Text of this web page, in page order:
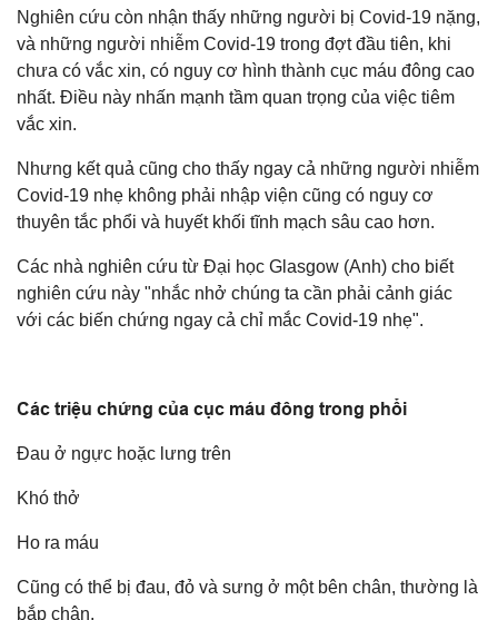
Nghiên cứu còn nhận thấy những người bị Covid-19 nặng,
và những người nhiễm Covid-19 trong đợt đầu tiên, khi
chưa có vắc xin, có nguy cơ hình thành cục máu đông cao
nhất. Điều này nhấn mạnh tầm quan trọng của việc tiêm
vắc xin.
Nhưng kết quả cũng cho thấy ngay cả những người nhiễm
Covid-19 nhẹ không phải nhập viện cũng có nguy cơ
thuyên tắc phổi và huyết khối tĩnh mạch sâu cao hơn.
Các nhà nghiên cứu từ Đại học Glasgow (Anh) cho biết
nghiên cứu này "nhắc nhở chúng ta cần phải cảnh giác
với các biến chứng ngay cả chỉ mắc Covid-19 nhẹ".
Các triệu chứng của cục máu đông trong phổi
Đau ở ngực hoặc lưng trên
Khó thở
Ho ra máu
Cũng có thể bị đau, đỏ và sưng ở một bên chân, thường là
bắp chân.